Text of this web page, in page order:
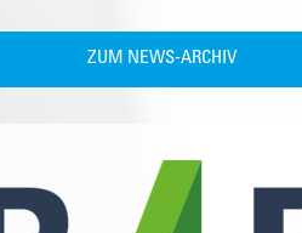
ZUM NEWS-ARCHIV